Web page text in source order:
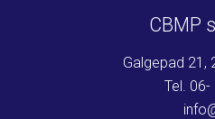
CBMP
Galgepad 21,
Tel.